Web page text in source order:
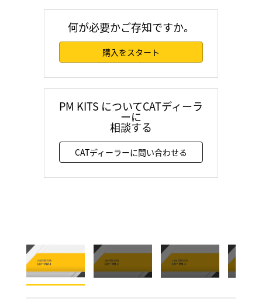
何が必要かご存知ですか。
購入をスタート
PM KITS についてCATディーラ
ーに
相談する
CATディーラーに問い合わせる